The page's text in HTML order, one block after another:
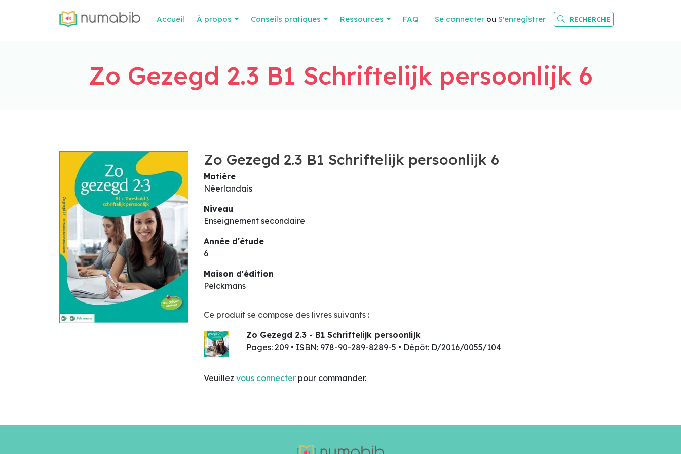
Accueil À propos Conseils pratiques Ressources FAQ Se connecter ou S'enregistrer RECHERCHE
Zo Gezegd 2.3 B1 Schriftelijk persoonlijk 6
Zo Gezegd 2.3 B1 Schriftelijk persoonlijk 6
Matière
Néerlandais
Niveau
Enseignement secondaire
Année d'étude
6
Maison d'édition
Pelckmans
Ce produit se compose des livres suivants :
Zo Gezegd 2.3 - B1 Schriftelijk persoonlijk
Pages: 209 • ISBN: 978-90-289-8289-5 • Dépôt: D/2016/0055/104
Veuillez vous connecter pour commander.